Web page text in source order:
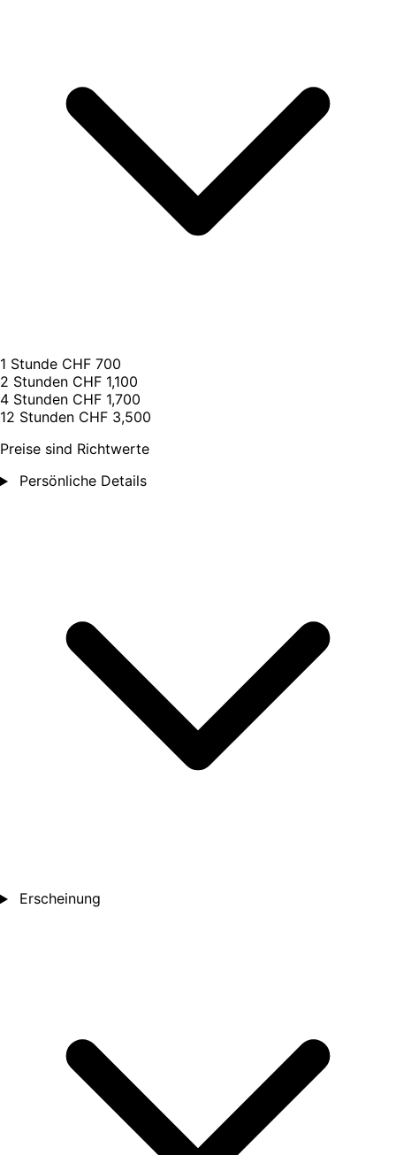
1 Stunde CHF 700
2 Stunden CHF 1,100
4 Stunden CHF 1,700
12 Stunden CHF 3,500
Preise sind Richtwerte
Persönliche Details
Erscheinung